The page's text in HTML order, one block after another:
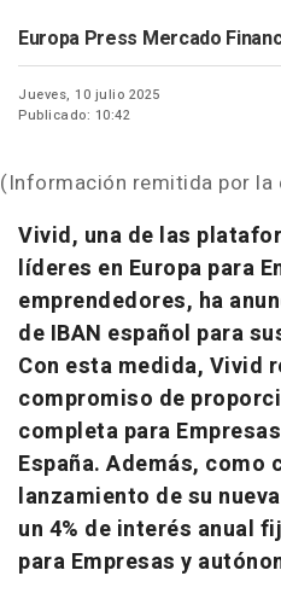
Europa Press Mercado
Jueves, 10 julio 2025
Publicado: 10:42
(Información remitida por la
Vivid, una de las
líderes en Europa para
emprendedores, ha
de IBAN español para
Con esta medida, Vivid
compromiso de
completa para
España. Además, como
lanzamiento de su
un 4% de interés anual
para Empresas y